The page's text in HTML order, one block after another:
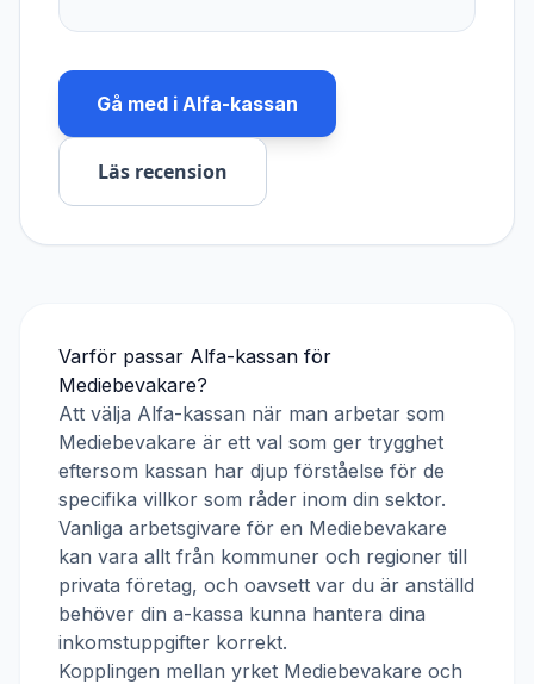
Gå med i Alfa-kassan
Läs recension
Varför passar Alfa-kassan för
Mediebevakare?
Att välja Alfa-kassan när man arbetar som
Mediebevakare är ett val som ger trygghet
eftersom kassan har djup förståelse för de
specifika villkor som råder inom din sektor.
Vanliga arbetsgivare för en Mediebevakare
kan vara allt från kommuner och regioner till
privata företag, och oavsett var du är anställd
behöver din a-kassa kunna hantera dina
inkomstuppgifter korrekt.
Kopplingen mellan yrket Mediebevakare och